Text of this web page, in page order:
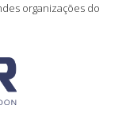
organizações do